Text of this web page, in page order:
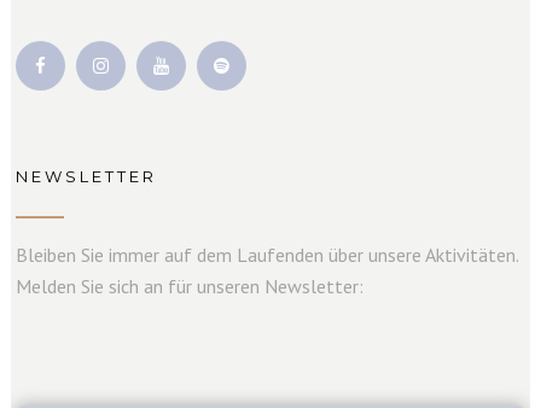
NEWSLETTER
Bleiben Sie immer auf dem Laufenden über unsere Aktivitäten.
Melden Sie sich an für unseren Newsletter: